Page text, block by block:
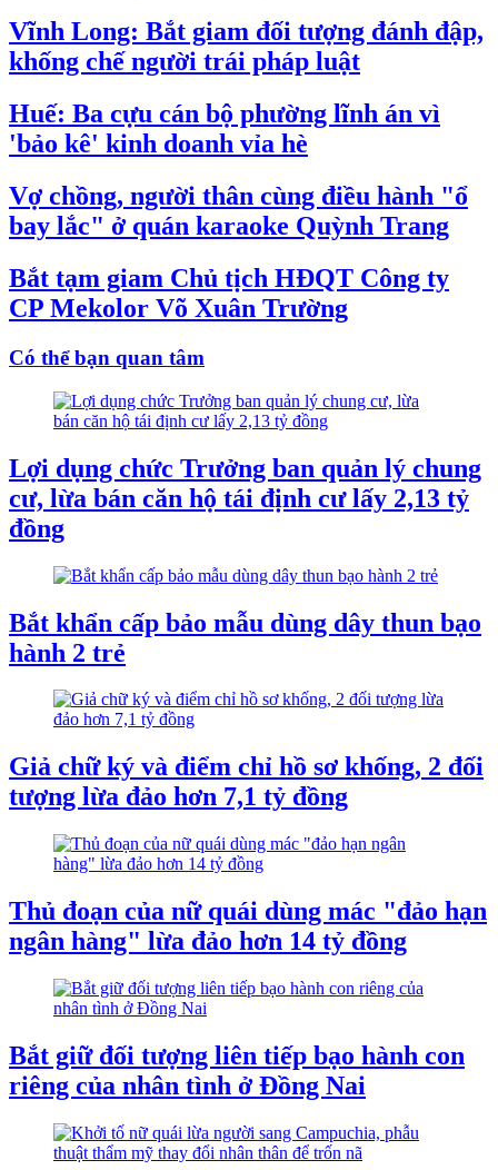
Vĩnh Long: Bắt giam đối tượng đánh đập,
khống chế người trái pháp luật
Huế: Ba cựu cán bộ phường lĩnh án vì
'bảo kê' kinh doanh vỉa hè
Vợ chồng, người thân cùng điều hành "ổ
bay lắc" ở quán karaoke Quỳnh Trang
Bắt tạm giam Chủ tịch HĐQT Công ty
CP Mekolor Võ Xuân Trường
Có thể bạn quan tâm
Lợi dụng chức Trưởng ban quản lý chung
cư, lừa bán căn hộ tái định cư lấy 2,13 tỷ
đồng
Bắt khẩn cấp bảo mẫu dùng dây thun bạo
hành 2 trẻ
Giả chữ ký và điểm chỉ hồ sơ khống, 2 đối
tượng lừa đảo hơn 7,1 tỷ đồng
Thủ đoạn của nữ quái dùng mác "đảo hạn
ngân hàng" lừa đảo hơn 14 tỷ đồng
Bắt giữ đối tượng liên tiếp bạo hành con
riêng của nhân tình ở Đồng Nai